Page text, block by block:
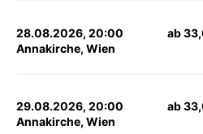
28.08.2026, 20:00
Annakirche, Wien
ab
29.08.2026, 20:00
Annakirche, Wien
ab